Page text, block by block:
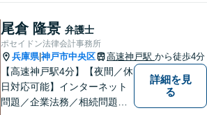
い。公認会計士試験合格者。
【夜間・休日相談可能（要予
約）】【弁護士歴10年以上】
尾倉 隆景 弁護士
ポセイドン法律会計事務所
兵庫県|神戸市中央区 高速神戸駅 から徒歩4分
【高速神戸駅4分】【夜間／休
日対応可能】インターネット
問題／企業法務／相続問題／
詳細を見
る